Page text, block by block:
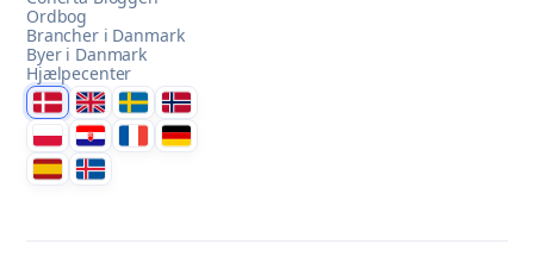
Ordbog
Brancher i Danmark
Byer i Danmark
Hjælpecenter
DanmarkUnited Kingdom
SverigeNorge
PolskaHrvatskaFranceDeutschland
EspanaÍsland